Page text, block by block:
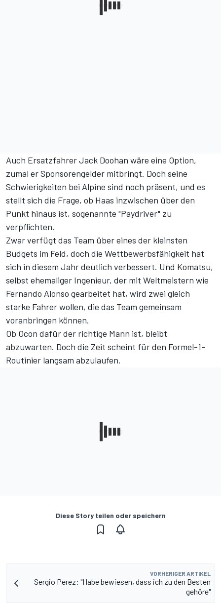
Auch Ersatzfahrer Jack Doohan wäre eine Option,
zumal er Sponsorengelder mitbringt. Doch seine
Schwierigkeiten bei Alpine sind noch präsent, und es
stellt sich die Frage, ob Haas inzwischen über den
Punkt hinaus ist, sogenannte "Paydriver" zu
verpflichten.
Zwar verfügt das Team über eines der kleinsten
Budgets im Feld, doch die Wettbewerbsfähigkeit hat
sich in diesem Jahr deutlich verbessert. Und Komatsu,
selbst ehemaliger Ingenieur, der mit Weltmeistern wie
Fernando Alonso gearbeitet hat, wird zwei gleich
starke Fahrer wollen, die das Team gemeinsam
voranbringen können.
Ob Ocon dafür der richtige Mann ist, bleibt
abzuwarten. Doch die Zeit scheint für den Formel-1-
Routinier langsam abzulaufen.
Diese Story teilen oder speichern
VORHERIGER ARTIKEL
Sergio Perez: "Habe bewiesen, dass ich zu den Besten
gehöre"